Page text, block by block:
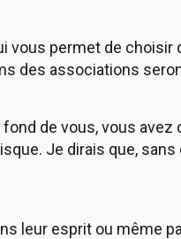
vous permet de choisir
des associations
de vous, vous avez
Je dirais que,
leur esprit ou même